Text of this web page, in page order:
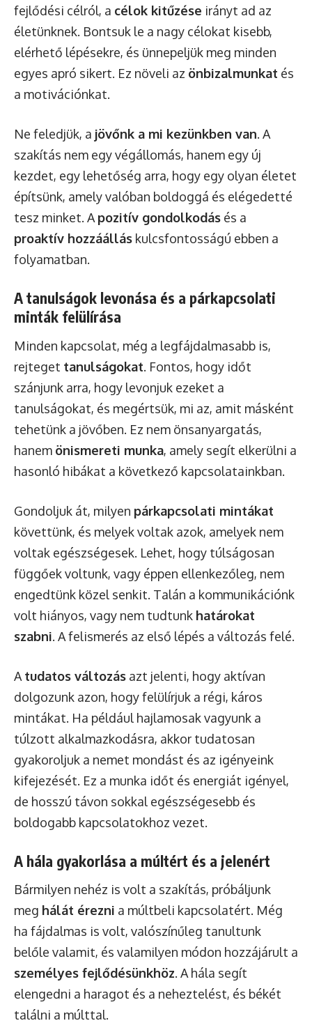
fejlődési célról, a célok kitűzése irányt ad az
életünknek. Bontsuk le a nagy célokat kisebb,
elérhető lépésekre, és ünnepeljük meg minden
egyes apró sikert. Ez növeli az önbizalmunkat és
a motivációnkat.
Ne feledjük, a jövőnk a mi kezünkben van. A
szakítás nem egy végállomás, hanem egy új
kezdet, egy lehetőség arra, hogy egy olyan életet
építsünk, amely valóban boldoggá és elégedetté
tesz minket. A pozitív gondolkodás és a
proaktív hozzáállás kulcsfontosságú ebben a
folyamatban.
A tanulságok levonása és a párkapcsolati
minták felülírása
Minden kapcsolat, még a legfájdalmasabb is,
rejteget tanulságokat. Fontos, hogy időt
szánjunk arra, hogy levonjuk ezeket a
tanulságokat, és megértsük, mi az, amit másként
tehetünk a jövőben. Ez nem önsanyargatás,
hanem önismereti munka, amely segít elkerülni a
hasonló hibákat a következő kapcsolatainkban.
Gondoljuk át, milyen párkapcsolati mintákat
követtünk, és melyek voltak azok, amelyek nem
voltak egészségesek. Lehet, hogy túlságosan
függőek voltunk, vagy éppen ellenkezőleg, nem
engedtünk közel senkit. Talán a kommunikációnk
volt hiányos, vagy nem tudtunk határokat
szabni. A felismerés az első lépés a változás felé.
A tudatos változás azt jelenti, hogy aktívan
dolgozunk azon, hogy felülírjuk a régi, káros
mintákat. Ha például hajlamosak vagyunk a
túlzott alkalmazkodásra, akkor tudatosan
gyakoroljuk a nemet mondást és az igényeink
kifejezését. Ez a munka időt és energiát igényel,
de hosszú távon sokkal egészségesebb és
boldogabb kapcsolatokhoz vezet.
A hála gyakorlása a múltért és a jelenért
Bármilyen nehéz is volt a szakítás, próbáljunk
meg hálát érezni a múltbeli kapcsolatért. Még
ha fájdalmas is volt, valószínűleg tanultunk
belőle valamit, és valamilyen módon hozzájárult a
személyes fejlődésünkhöz. A hála segít
elengedni a haragot és a neheztelést, és békét
találni a múlttal.